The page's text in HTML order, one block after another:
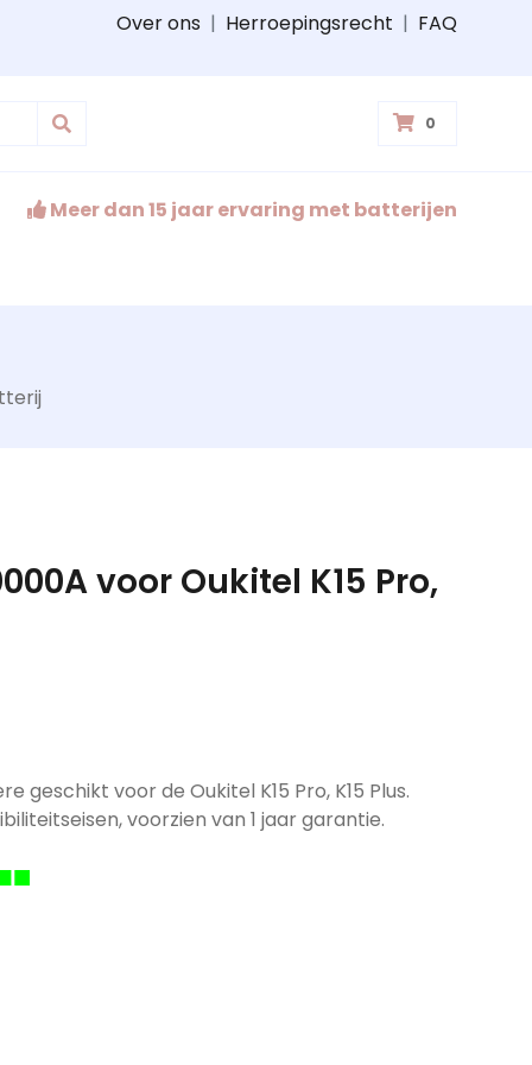
Over ons | Herroepingsrecht | FAQ
0
Meer dan 15 jaar ervaring met batterijen
voor Oukitel K15 Pro,
geschikt voor de Oukitel K15 Pro, K15 Plus.
voorzien van 1 jaar garantie.